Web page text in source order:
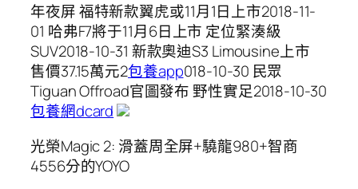
年夜屏 福特新款翼虎或11月1日上市2018-11-
01 哈弗F7將于11月6日上市 定位緊湊級
SUV2018-10-31 新款奧迪S3 Limousine上市
售價37.15萬元2包養app018-10-30 民眾
Tiguan Offroad官圖發布 野性實足2018-10-30
包養網dcard
光榮Magic 2: 滑蓋周全屏+驍龍980+智商
4556分的YOYO